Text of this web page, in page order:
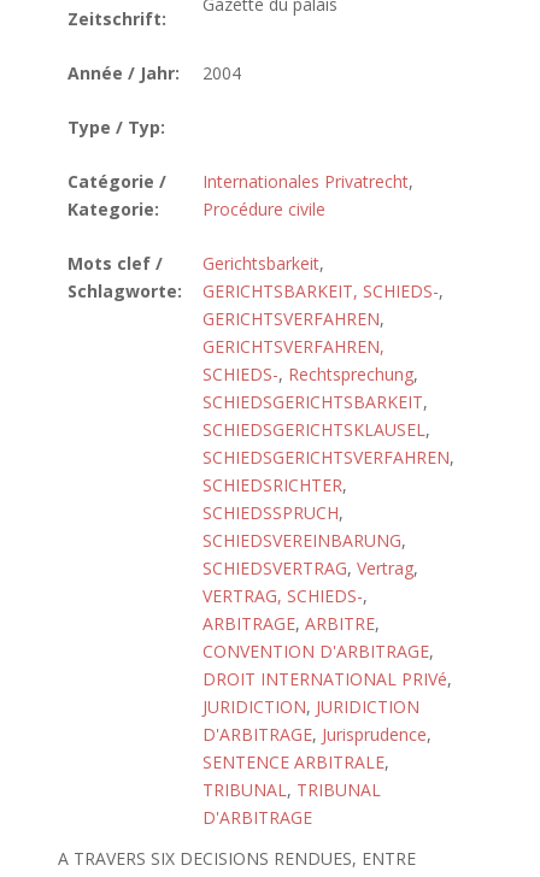
Zeitschrift:
Année / Jahr: 2004
Type / Typ:
Catégorie /
Kategorie:
Internationales Privatrecht,
Procédure civile
Mots clef /
Schlagworte:
Gerichtsbarkeit,
GERICHTSBARKEIT, SCHIEDS-,
GERICHTSVERFAHREN,
GERICHTSVERFAHREN,
SCHIEDS-, Rechtsprechung,
SCHIEDSGERICHTSBARKEIT,
SCHIEDSGERICHTSKLAUSEL,
SCHIEDSGERICHTSVERFAHREN,
SCHIEDSRICHTER,
SCHIEDSSPRUCH,
SCHIEDSVEREINBARUNG,
SCHIEDSVERTRAG, Vertrag,
VERTRAG, SCHIEDS-,
ARBITRAGE, ARBITRE,
CONVENTION D'ARBITRAGE,
DROIT INTERNATIONAL PRIVé,
JURIDICTION, JURIDICTION
D'ARBITRAGE, Jurisprudence,
SENTENCE ARBITRALE,
TRIBUNAL, TRIBUNAL
D'ARBITRAGE
A TRAVERS SIX DECISIONS RENDUES, ENTRE